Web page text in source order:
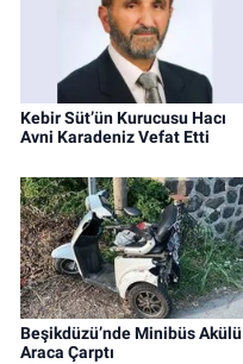
Kebir Süt’ün Kurucusu Hacı
Avni Karadeniz Vefat Etti
Beşikdüzü’nde Minibüs Akülü
Araca Çarptı